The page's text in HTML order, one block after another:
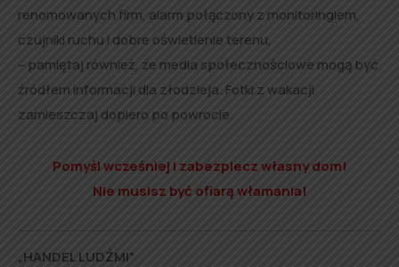
renomowanych firm, alarm połączony z monitoringiem,
czujniki ruchu i dobre oświetlenie terenu,
– pamiętaj również, że media społecznościowe mogą być
źródłem informacji dla złodzieja. Fotki z wakacji
zamieszczaj dopiero po powrocie.
Pomyśl wcześniej i zabezpiecz własny dom!
Nie musisz być ofiarą włamania!
„HANDEL LUDŹMI”